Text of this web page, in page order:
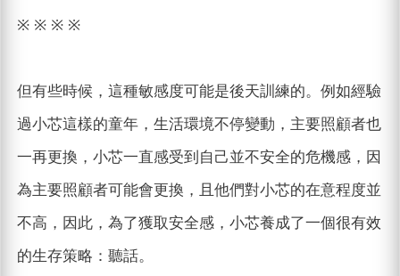
※ ※ ※ ※
但有些時候，這種敏感度可能是後天訓練的。例如經驗
過小芯這樣的童年，生活環境不停變動，主要照顧者也
一再更換，小芯一直感受到自己並不安全的危機感，因
為主要照顧者可能會更換，且他們對小芯的在意程度並
不高，因此，為了獲取安全感，小芯養成了一個很有效
的生存策略：聽話。